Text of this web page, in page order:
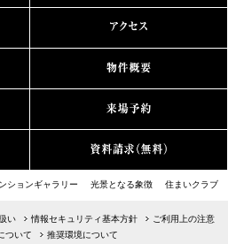
ションギャラリー 光景となる象徴 住まいクラブ
い 情報セキュリティ基本方針
ご利用上の注意
ついて
推奨環境について